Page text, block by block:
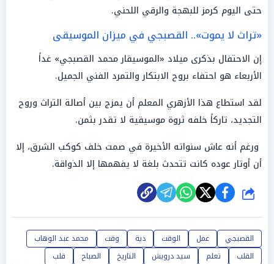
حتى اليوم كرمز للبهجة والرقي اللحني.
«تراث لا يموت».. القصبجي في ميزان الموسيقى
إن الاحتفال بذكرى ميلاد «الموسيقار محمد القصبجي» غداً
الأربعاء هو احتفاء بروح الابتكار والتمرد الفني الجميل.
لقد استطاع هذا الأزهري المعلم أن يمزج بين أصالة التراث وروح
التجديد، تاركاً خلفه ثروة موسيقية لا تقدر بثمن.
ورغم أنه عاش سنواته الأخيرة في صمت خلف كوكب الشرق، إلا
أن أوتار عوده كانت تتحدث بلغة لا يفهمها إلا الذواقة.
شارك
القصبجي عمل الوقت دية وقت
محمد عبد الوهاب
القلب
تعلم سيد درويش التاريخ الصباح
قلب